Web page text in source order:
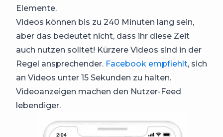
Elemente.
Videos können bis zu 240 Minuten lang sein,
aber das bedeutet nicht, dass ihr diese Zeit
auch nutzen solltet! Kürzere Videos sind in der
Regel ansprechender. Facebook empfiehlt, sich
an Videos unter 15 Sekunden zu halten.
Videoanzeigen machen den Nutzer-Feed
lebendiger.